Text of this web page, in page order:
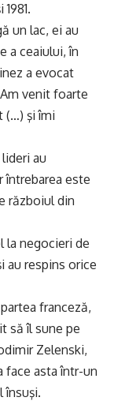
un lac, ei au
a ceaiului, în
a evocat
venit foarte
(…) şi îmi
au
întrebarea este
războiul din
la negocieri de
au respins orice
franceză,
să îl sune pe
Zelenski,
face asta într-un
însuşi.